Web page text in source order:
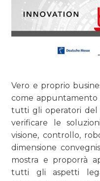
Vero e proprio
come
tutti gli operatori del
verificare le
visione, controllo,
dimensione
mostra e proporrà
tutti gli aspetti